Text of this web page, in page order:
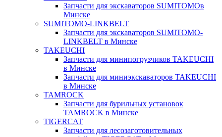
Запчасти для экскаваторов SUMITOMOв
Минске
SUMITOMO-LINKBELT
Запчасти для экскаваторов SUMITOMO-
LINKBELT в Минске
TAKEUCHI
Запчасти для минипогрузчиков TAKEUCHI
в Минске
Запчасти для миниэкскаваторов TAKEUCHI
в Минске
TAMROCK
Запчасти для бурильных установок
TAMROCK в Минске
TIGERCAT
Запчасти для лесозаготовительных